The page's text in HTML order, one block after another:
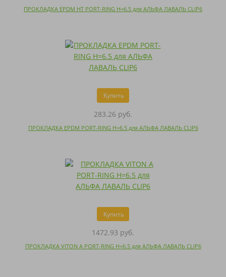
ПРОКЛАДКА EPDM HT PORT-RING H=6.5 для АЛЬФА ЛАВАЛЬ CLIP6
Купить
283.26 руб.
ПРОКЛАДКА EPDM PORT-RING H=6.5 для АЛЬФА ЛАВАЛЬ CLIP6
Купить
1472.93 руб.
ПРОКЛАДКА VITON A PORT-RING H=6.5 для АЛЬФА ЛАВАЛЬ CLIP6